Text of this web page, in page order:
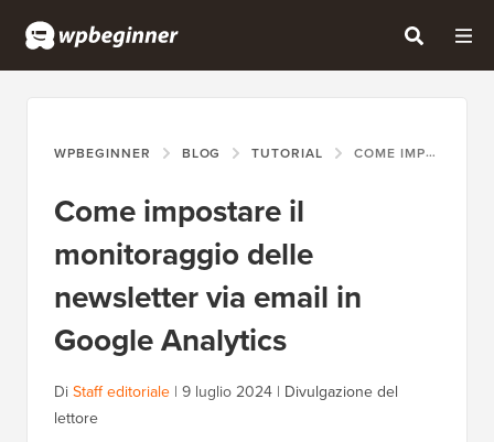
WPBEGINNER BLOG TUTORIAL COME IMPOSTARE IL MONITORAGGIO DELLE NEWSLETTER VIA EMAIL IN GOOGLE ANALYTICS
Come impostare il
monitoraggio delle
newsletter via email in
Google Analytics
DiStaff editoriale | 9 luglio 2024 | Divulgazione del
lettore